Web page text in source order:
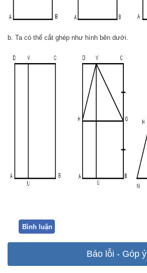
b. Ta có thể cắt ghép như hình bên dưới.
Bình luận
Báo lỗi - Góp ý